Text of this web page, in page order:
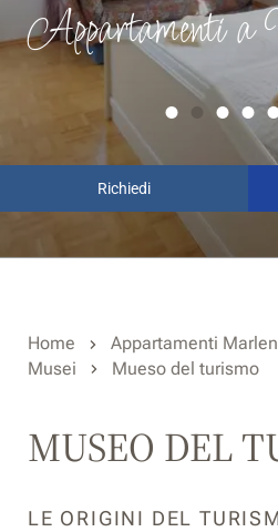
Appartamenti a
Richiedi
Home Appartamenti
Musei
Mueso del turismo
MUSEO DEL
LE ORIGINI DEL